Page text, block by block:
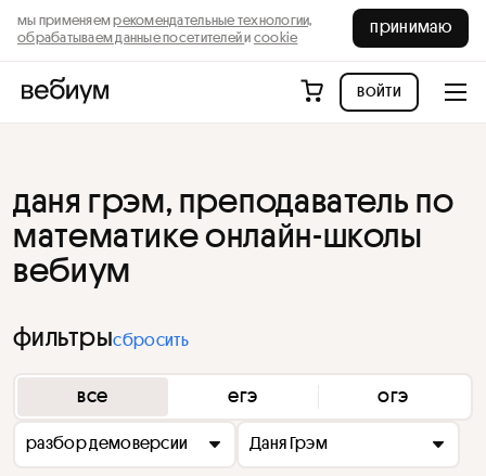
мы применяемрекомендательные технологии,
обрабатываем данные посетителейи cookie
принимаю
войти
даня грэм, преподаватель по
математике онлайн-школы
вебиум
фильтрысбросить
все егэ огэ
разбор демоверсии Даня Грэм